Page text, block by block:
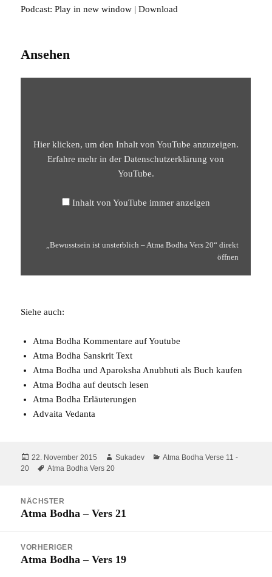
Podcast:Play in new window |Download
Ansehen
VON
YOUTUBE
Hier klicken, um den Inhalt von YouTube anzuzeigen.
Erfahre mehr in derDatenschutzerklärung von
YouTube.
Inhalt von YouTube immer anzeigen
„Bewusstsein ist unsterblich – Atma Bodha Vers 20“ direkt
öffnen
Siehe auch:
Atma Bodha Kommentare auf Youtube
Atma Bodha Sanskrit Text
Atma Bodha und Aparoksha Anubhuti als Buch kaufen
Atma Bodha auf deutsch lesen
Atma Bodha Erläuterungen
Advaita Vedanta
Veröffentlicht
am
22. November 2015 Autor
Sukadev Kategorien
Atma Bodha Verse 11 -
20
Schlagwörter
Atma Bodha Vers 20
NÄCHSTER
Nächster
Atma Bodha – Vers 21
VORHERIGER
Vorheriger
Atma Bodha – Vers 19